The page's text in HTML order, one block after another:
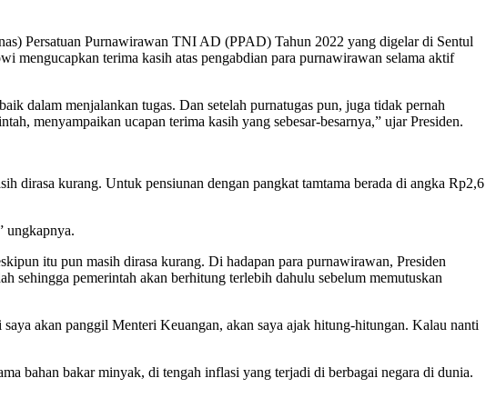
Persatuan Purnawirawan TNI AD (PPAD) Tahun 2022 yang digelar di Sentul
mengucapkan terima kasih atas pengabdian para purnawirawan selama aktif
dalam menjalankan tugas. Dan setelah purnatugas pun, juga tidak pernah
menyampaikan ucapan terima kasih yang sebesar-besarnya,” ujar Presiden.
dirasa kurang. Untuk pensiunan dengan pangkat tamtama berada di angka Rp2,6
ungkapnya.
itu pun masih dirasa kurang. Di hadapan para purnawirawan, Presiden
sehingga pemerintah akan berhitung terlebih dahulu sebelum memutuskan
akan panggil Menteri Keuangan, akan saya ajak hitung-hitungan. Kalau nanti
bahan bakar minyak, di tengah inflasi yang terjadi di berbagai negara di dunia.